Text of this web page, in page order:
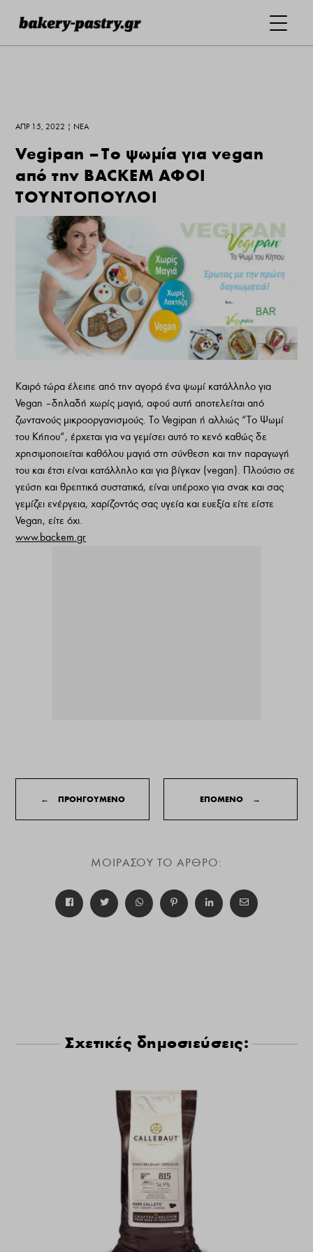
ΑΠΡ 15, 2022 | ΝΕΑ
Vegipan – Το ψωμία για vegan
από την BACKEM ΑΦΟΙ
ΤΟΥΝΤΟΠΟΥΛΟΙ
Καιρό τώρα έλειπε από την αγορά ένα ψωμί κατάλληλο γιa
Vegan – δηλαδή χωρίς μαγιά, αφού αυτή αποτελείται από
ζωντανούς μικροοργανισμούς. Το Vegipan ή αλλιώς “Το Ψωμί
του Κήπου”, έρχεται για να γεμίσει αυτό το κενό καθώς δε
χρησιμοποιείται καθόλου μαγιά στη σύνθεση και την παραγωγή
του και έτσι είναι κατάλληλο και για βίγκαν (vegan). Πλούσιο σε
γεύση και θρεπτικά συστατικά, είναι υπέροχο για σνακ και σας
γεμίζει ενέργεια, χαρίζοντάς σας υγεία και ευεξία είτε είστε
Vegan, είτε όχι.
www.backem.gr
← ΠΡΟΗΓΟΥΜΕΝΟ ΕΠΟΜΕΝΟ →
ΜΟΙΡΑΣΟΥ ΤΟ ΑΡΘΡΟ:
Σχετικές δημοσιεύσεις: